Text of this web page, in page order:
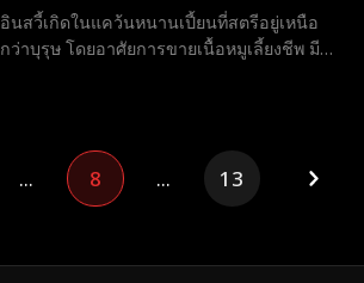
อินสวี้เกิดในแคว้นหนานเปี้ยนที่สตรีอยู่เหนือ
กว่าบุรุษ โดยอาศัยการขายเนื้อหมูเลี้ยงชีพ มี
อำนาจที่ถูกกดขี่ แม้จะมีธรรมเนียมที่ดูถูกบุรุษ
ไม่อนุญาตให้บุรุษฝึกฝนวิทยายุทธ์ แต่อินสวี้กลับ
มีใจที่อยากออกทัพไปสังหารศัตรู และปกป้อง
... 8 ... 13